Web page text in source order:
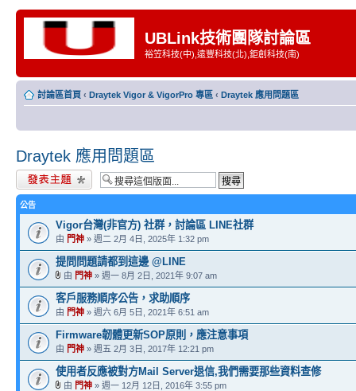
UBLink技術團隊討論區
裕笠科技(中),遠豐科技(北),鉅創科技(南)
討論區首頁 ‹ Draytek Vigor & VigorPro 專區 ‹ Draytek 應用問題區
Draytek 應用問題區
發表新主題
公告
Vigor台灣(非官方) 社群，討論區 LINE社群
由 門神 » 週二 2月 4日, 2025年 1:32 pm
提問問題請都到這邊 @LINE
由 門神 » 週一 8月 2日, 2021年 9:07 am
客戶服務順序公告，求助順序
由 門神 » 週六 6月 5日, 2021年 6:51 am
Firmware韌體更新SOP原則，應注意事項
由 門神 » 週五 2月 3日, 2017年 12:21 pm
使用者反應被對方Mail Server退信,我們需要那些資料查修
由 門神 » 週一 12月 12日, 2016年 3:55 pm